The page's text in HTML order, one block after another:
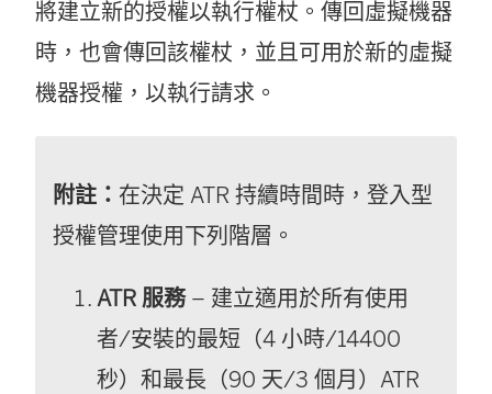
將建立新的授權以執行權杖。傳回虛擬機器
時，也會傳回該權杖，並且可用於新的虛擬
機器授權，以執行請求。
附註： 在決定 ATR 持續時間時，登入型
授權管理使用下列階層。
ATR 服務– 建立適用於所有使用
者/安裝的最短（4 小時/14400
秒）和最長（90 天/3 個月）ATR